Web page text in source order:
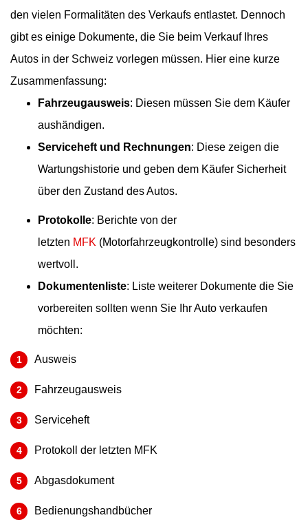
den vielen Formalitäten des Verkaufs entlastet. Dennoch
gibt es einige Dokumente, die Sie beim Verkauf Ihres
Autos in der Schweiz vorlegen müssen. Hier eine kurze
Zusammenfassung:
Fahrzeugausweis: Diesen müssen Sie dem Käufer
aushändigen.
Serviceheft und Rechnungen: Diese zeigen die
Wartungshistorie und geben dem Käufer Sicherheit
über den Zustand des Autos.
Protokolle: Berichte von der
letzten MFK (Motorfahrzeugkontrolle) sind besonders
wertvoll.
Dokumentenliste: Liste weiterer Dokumente die Sie
vorbereiten sollten wenn Sie Ihr Auto verkaufen
möchten:
Ausweis
Fahrzeugausweis
Serviceheft
Protokoll der letzten MFK
Abgasdokument
Bedienungshandbücher